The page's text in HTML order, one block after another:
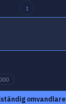
↕
omvandlare